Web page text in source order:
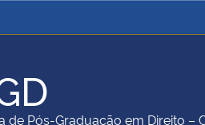
Ministério da Justiça e
Ministério da Educação
de Pós-Graduação em Direito –